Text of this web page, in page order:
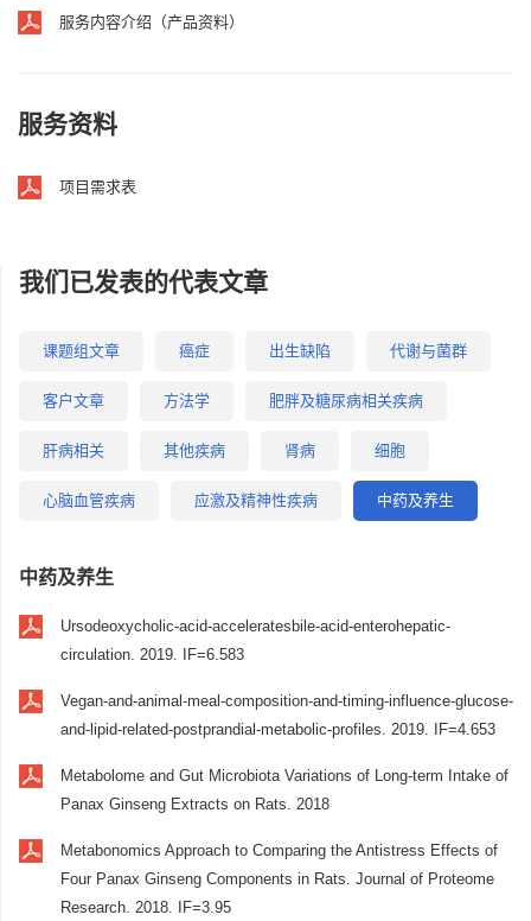
服务内容介绍（产品资料）
服务资料
项目需求表
我们已发表的代表文章
课题组文章 癌症 出生缺陷 代谢与菌群
客户文章 方法学 肥胖及糖尿病相关疾病
肝病相关 其他疾病 肾病 细胞
心脑血管疾病 应激及精神性疾病 中药及养生
中药及养生
Ursodeoxycholic-acid-acceleratesbile-acid-enterohepatic-
circulation. 2019. IF=6.583
Vegan-and-animal-meal-composition-and-timing-influence-glucose-
and-lipid-related-postprandial-metabolic-profiles. 2019. IF=4.653
Metabolome and Gut Microbiota Variations of Long-term Intake of
Panax Ginseng Extracts on Rats. 2018
Metabonomics Approach to Comparing the Antistress Effects of
Four Panax Ginseng Components in Rats. Journal of Proteome
Research. 2018. IF=3.95